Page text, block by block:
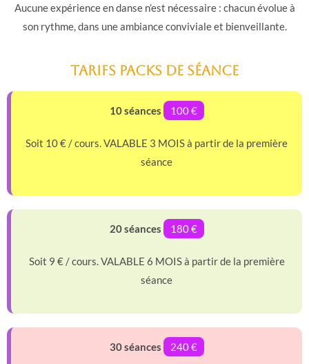
Aucune expérience en danse n’est nécessaire : chacun évolue à
son rythme, dans une ambiance conviviale et bienveillante.
tarifs packs de séance
10 séances 100 €
Soit 10 € / cours. VALABLE 3 MOIS à partir de la première
séance
20 séances 180 €
Soit 9 € / cours. VALABLE 6 MOIS à partir de la première
séance
30 séances 240 €